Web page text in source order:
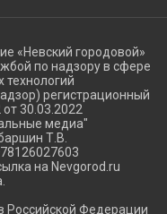
«Невский городовой»
по надзору в сфере
регистрационный
30.03.2022
медиа"
Т.В.
на Nevgorod.ru
Российской Федерации